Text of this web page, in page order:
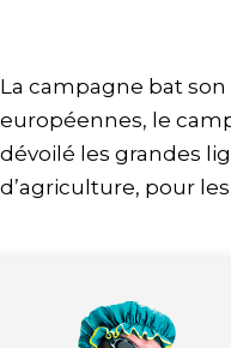
La campagne bat
européennes, le
dévoilé les grandes
d’agriculture, pour les